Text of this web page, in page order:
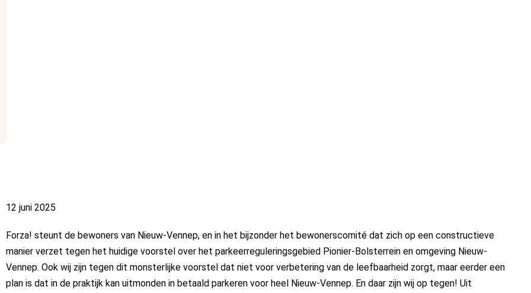
12 juni 2025
Forza! steunt de bewoners van Nieuw-Vennep, en in het bijzonder het bewonerscomité dat zich op een constructieve
manier verzet tegen het huidige voorstel over het parkeerreguleringsgebied Pionier-Bolsterrein en omgeving Nieuw-
Vennep. Ook wij zijn tegen dit monsterlijke voorstel dat niet voor verbetering van de leefbaarheid zorgt, maar eerder een
plan is dat in de praktijk kan uitmonden in betaald parkeren voor heel Nieuw-Vennep. En daar zijn wij op tegen! Uit